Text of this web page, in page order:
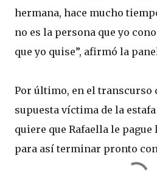
hermana, hace mucho
no es la persona que yo
que yo quise”, afirmó la
Por último, en el transcurso
supuesta víctima de la
quiere que Rafaella le
para así terminar pronto